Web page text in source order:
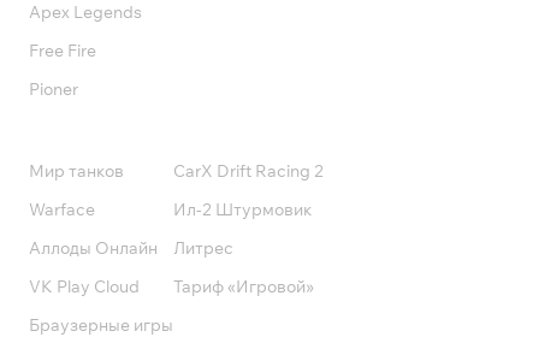
Apex Legends
Free Fire
Pioner
Мир танков
Warface
Аллоды Онлайн
VK Play Cloud
Браузерные игры
CarX Drift Racing 2
Ил-2 Штурмовик
Литрес
Тариф «Игровой»